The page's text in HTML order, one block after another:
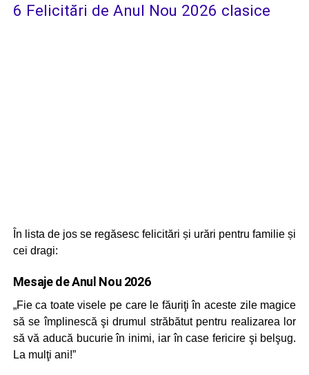
6 Felicitări de Anul Nou 2026 clasice
În lista de jos se regăsesc felicitări și urări pentru familie și
cei dragi:
Mesaje deAnul Nou 2026
„Fie ca toate visele pe care le făuriţi în aceste zile magice
să se împlinescă şi drumul străbătut pentru realizarea lor
să vă aducă bucurie în inimi, iar în case fericire şi belşug.
La mulţi ani!”